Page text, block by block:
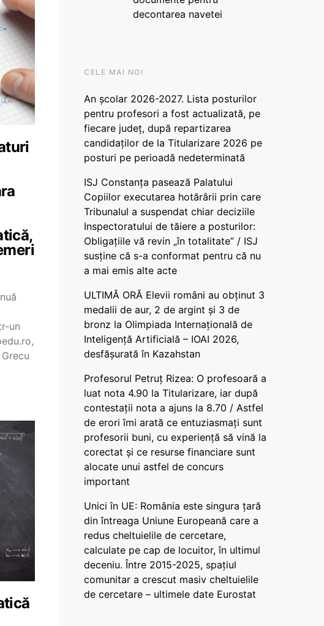
un
decontarea navetei
CELE MAI NOI
An școlar 2026-2027. Lista posturilor
pentru profesori a fost actualizată, pe
fiecare județ, după repartizarea
candidaților de la Titularizare 2026 pe
posturi pe perioadă nedeterminată
ISJ Constanța pasează Palatului
Copiilor executarea hotărârii prin care
Tribunalul a suspendat chiar deciziile
Inspectoratului de tăiere a posturilor:
Obligațiile vă revin „în totalitate” / ISJ
susține că s-a conformat pentru că nu
a mai emis alte acte
ULTIMĂ ORĂ Elevii români au obținut 3
medalii de aur, 2 de argint și 3 de
bronz la Olimpiada Internațională de
Inteligență Artificială – IOAI 2026,
desfășurată în Kazahstan
Profesorul Petruț Rizea: O profesoară a
luat nota 4.90 la Titularizare, iar după
contestații nota a ajuns la 8.70 / Astfel
de erori îmi arată ce entuziasmați sunt
profesorii buni, cu experiență să vină la
corectat și ce resurse financiare sunt
alocate unui astfel de concurs
important
Unici în UE: România este singura țară
din întreaga Uniune Europeană care a
redus cheltuielile de cercetare,
calculate pe cap de locuitor, în ultimul
deceniu. Între 2015-2025, spațiul
comunitar a crescut masiv cheltuielile
de cercetare – ultimele date Eurostat